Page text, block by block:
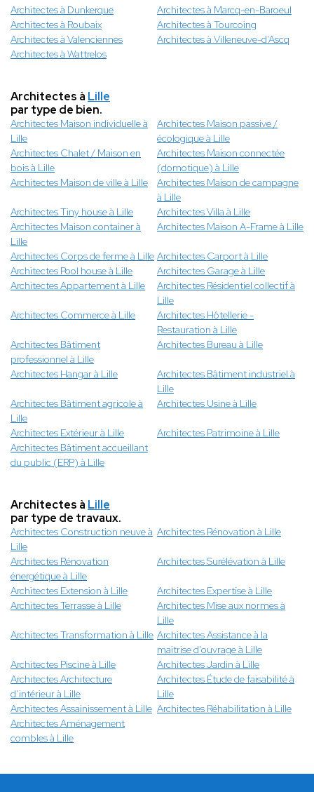
Architectes à Dunkerque
Architectes à Marcq-en-Baroeul
Architectes à Roubaix
Architectes à Tourcoing
Architectes à Valenciennes
Architectes à Villeneuve-d’Ascq
Architectes à Wattrelos
Architectes à Lille
par type de bien.
Architectes Maison individuelle à
Lille
Architectes Maison passive /
écologique à Lille
Architectes Chalet / Maison en
bois à Lille
Architectes Maison connectée
(domotique) à Lille
Architectes Maison de ville à Lille
Architectes Maison de campagne
à Lille
Architectes Tiny house à Lille
Architectes Villa à Lille
Architectes Maison container à
Lille
Architectes Maison A-Frame à Lille
Architectes Corps de ferme à Lille Architectes Carport à Lille
Architectes Pool house à Lille
Architectes Garage à Lille
Architectes Appartement à Lille
Architectes Résidentiel collectif à
Lille
Architectes Commerce à Lille
Architectes Hôtellerie -
Restauration à Lille
Architectes Bâtiment
professionnel à Lille
Architectes Bureau à Lille
Architectes Hangar à Lille
Architectes Bâtiment industriel à
Lille
Architectes Bâtiment agricole à
Lille
Architectes Usine à Lille
Architectes Extérieur à Lille
Architectes Patrimoine à Lille
Architectes Bâtiment accueillant
du public (ERP) à Lille
Architectes à Lille
par type de travaux.
Architectes Construction neuve à
Lille
Architectes Rénovation à Lille
Architectes Rénovation
énergétique à Lille
Architectes Surélévation à Lille
Architectes Extension à Lille
Architectes Expertise à Lille
Architectes Terrasse à Lille
Architectes Mise aux normes à
Lille
Architectes Transformation à Lille Architectes Assistance à la
maitrise d'ouvrage à Lille
Architectes Piscine à Lille
Architectes Jardin à Lille
Architectes Architecture
d’intérieur à Lille
Architectes Étude de faisabilité à
Lille
Architectes Assainissement à Lille Architectes Réhabilitation à Lille
Architectes Aménagement
combles à Lille